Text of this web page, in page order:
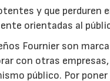
y que perduren
orientadas al
Fournier son
con otras
público. Por